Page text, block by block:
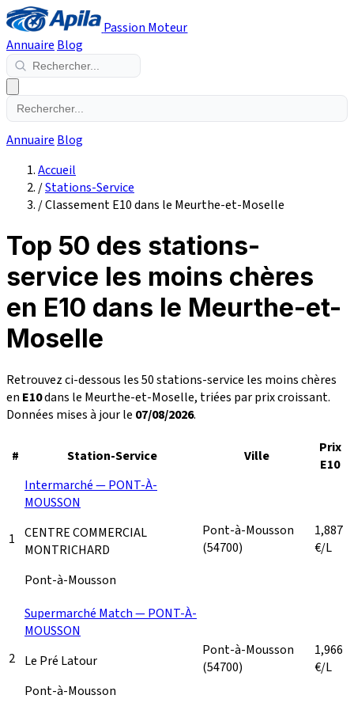
Passion Moteur
Annuaire Blog
Annuaire Blog
Accueil
/Stations-Service
/Classement E10 dans le Meurthe-et-Moselle
Top 50 des stations-
service les moins chères
en E10 dans le Meurthe-et-
Moselle
Retrouvez ci-dessous les 50 stations-service les moins chères
en E10dans le Meurthe-et-Moselle, triées par prix croissant.
Données mises à jour le 07/08/2026.
# Station-Service Ville
Prix
E10
1
Intermarché — PONT-À-
MOUSSON
CENTRE COMMERCIAL
MONTRICHARD
Pont-à-Mousson
Pont-à-Mousson
(54700)
1,887
€/L
2
Supermarché Match — PONT-À-
MOUSSON
Le Pré Latour
Pont-à-Mousson
Pont-à-Mousson
(54700)
1,966
€/L